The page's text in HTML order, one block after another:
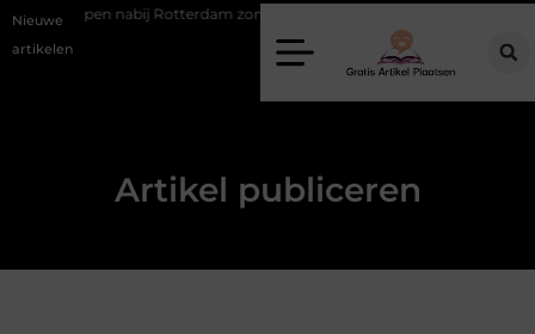
Nieuwe
artikelen
nabij Rotterdam zonder financiële verrassingen
Artikel publiceren